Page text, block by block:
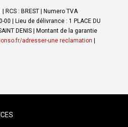
: BREST | Numero TVA
| Lieu de délivrance : 1 PLACE DU
DENIS | Montant de la garantie
adresser-une reclamation